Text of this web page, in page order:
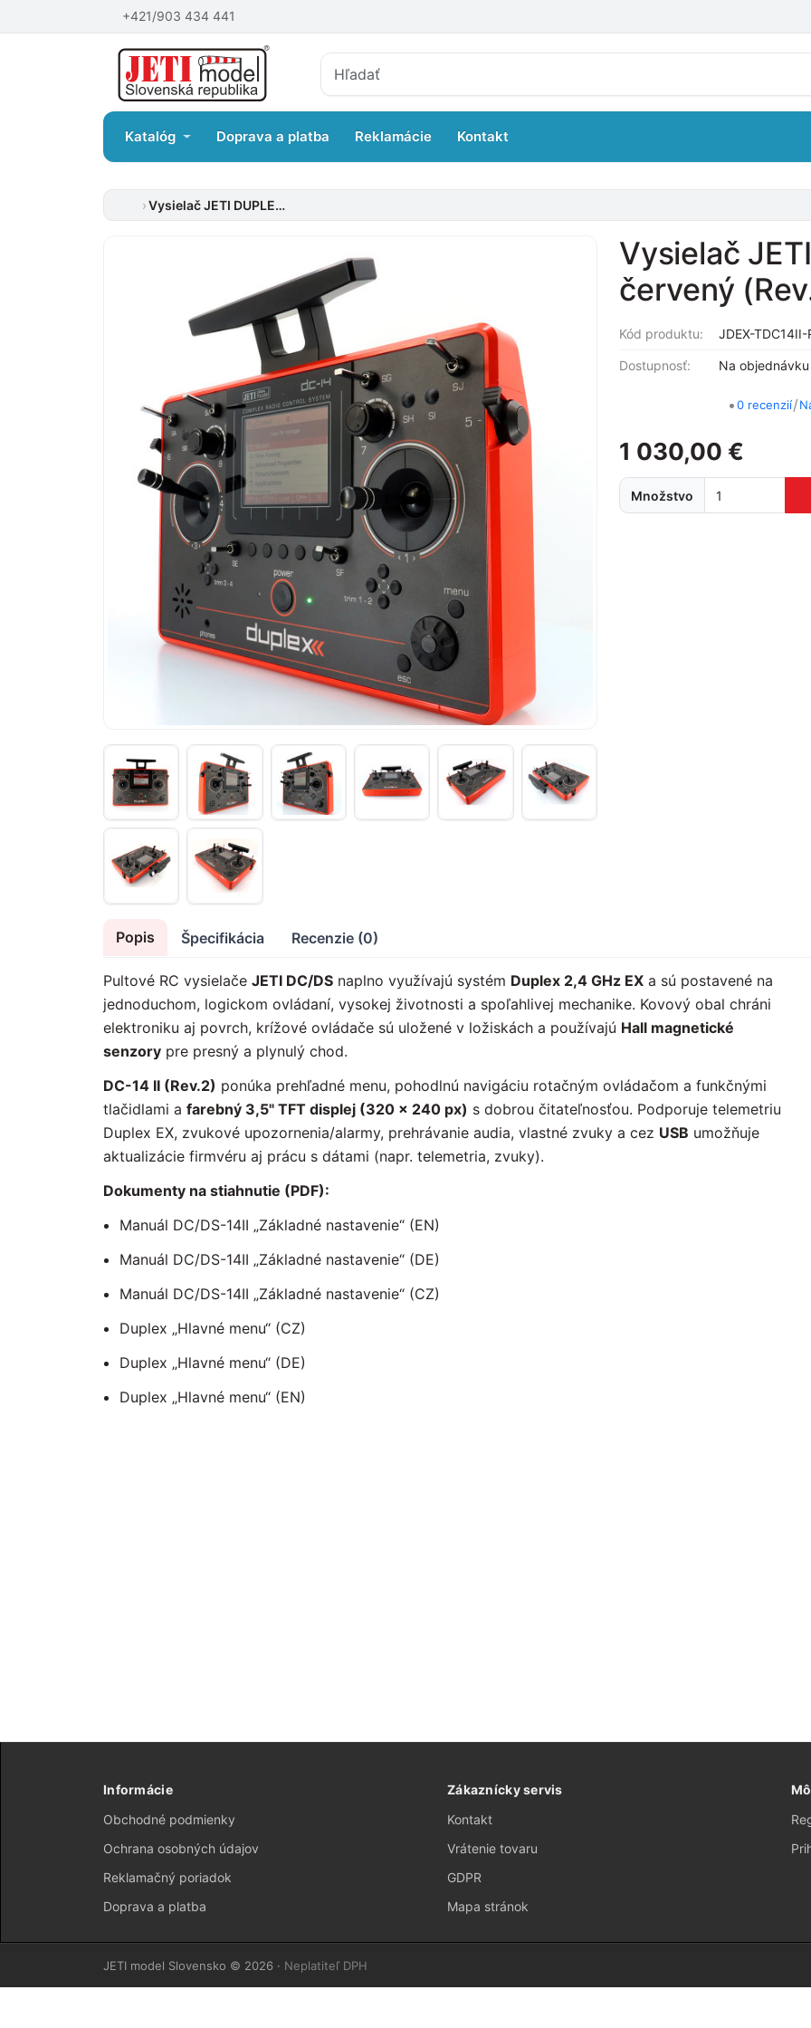
+421/903 434 441
Katalóg Doprava a platba Reklamácie Kontakt
Vysielač JETI DUPLEX DC-14 II – červený (Rev.2)
Vysielač
červený
Kód produktu: JDEX-TDC14II-
Dostupnosť: Na objednávku
•0 recenzií/
1 030,00 €
Množstvo
Popis Špecifikácia Recenzie (0)
Pultové RC vysielače JETI DC/DS naplno využívajú systém Duplex 2,4 GHz EX a sú postavené na
jednoduchom, logickom ovládaní, vysokej životnosti a spoľahlivej mechanike. Kovový obal chráni
elektroniku aj povrch, krížové ovládače sú uložené v ložiskách a používajú Hall magnetické
senzory pre presný a plynulý chod.
DC-14 II (Rev.2) ponúka prehľadné menu, pohodlnú navigáciu rotačným ovládačom a funkčnými
tlačidlami a farebný 3,5" TFT displej (320 × 240 px) s dobrou čitateľnosťou. Podporuje telemetriu
Duplex EX, zvukové upozornenia/alarmy, prehrávanie audia, vlastné zvuky a cez USB umožňuje
aktualizácie firmvéru aj prácu s dátami (napr. telemetria, zvuky).
Dokumenty na stiahnutie (PDF):
Manuál DC/DS-14II „Základné nastavenie“ (EN)
Manuál DC/DS-14II „Základné nastavenie“ (DE)
Manuál DC/DS-14II „Základné nastavenie“ (CZ)
Duplex „Hlavné menu“ (CZ)
Duplex „Hlavné menu“ (DE)
Duplex „Hlavné menu“ (EN)
Informácie
Obchodné podmienky
Ochrana osobných údajov
Reklamačný poriadok
Doprava a platba
Zákaznícky servis
Kontakt
Vrátenie tovaru
GDPR
Mapa stránok
JETI model Slovensko © 2026 · Neplatiteľ DPH